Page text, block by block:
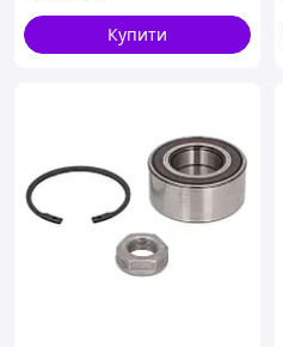
Купити